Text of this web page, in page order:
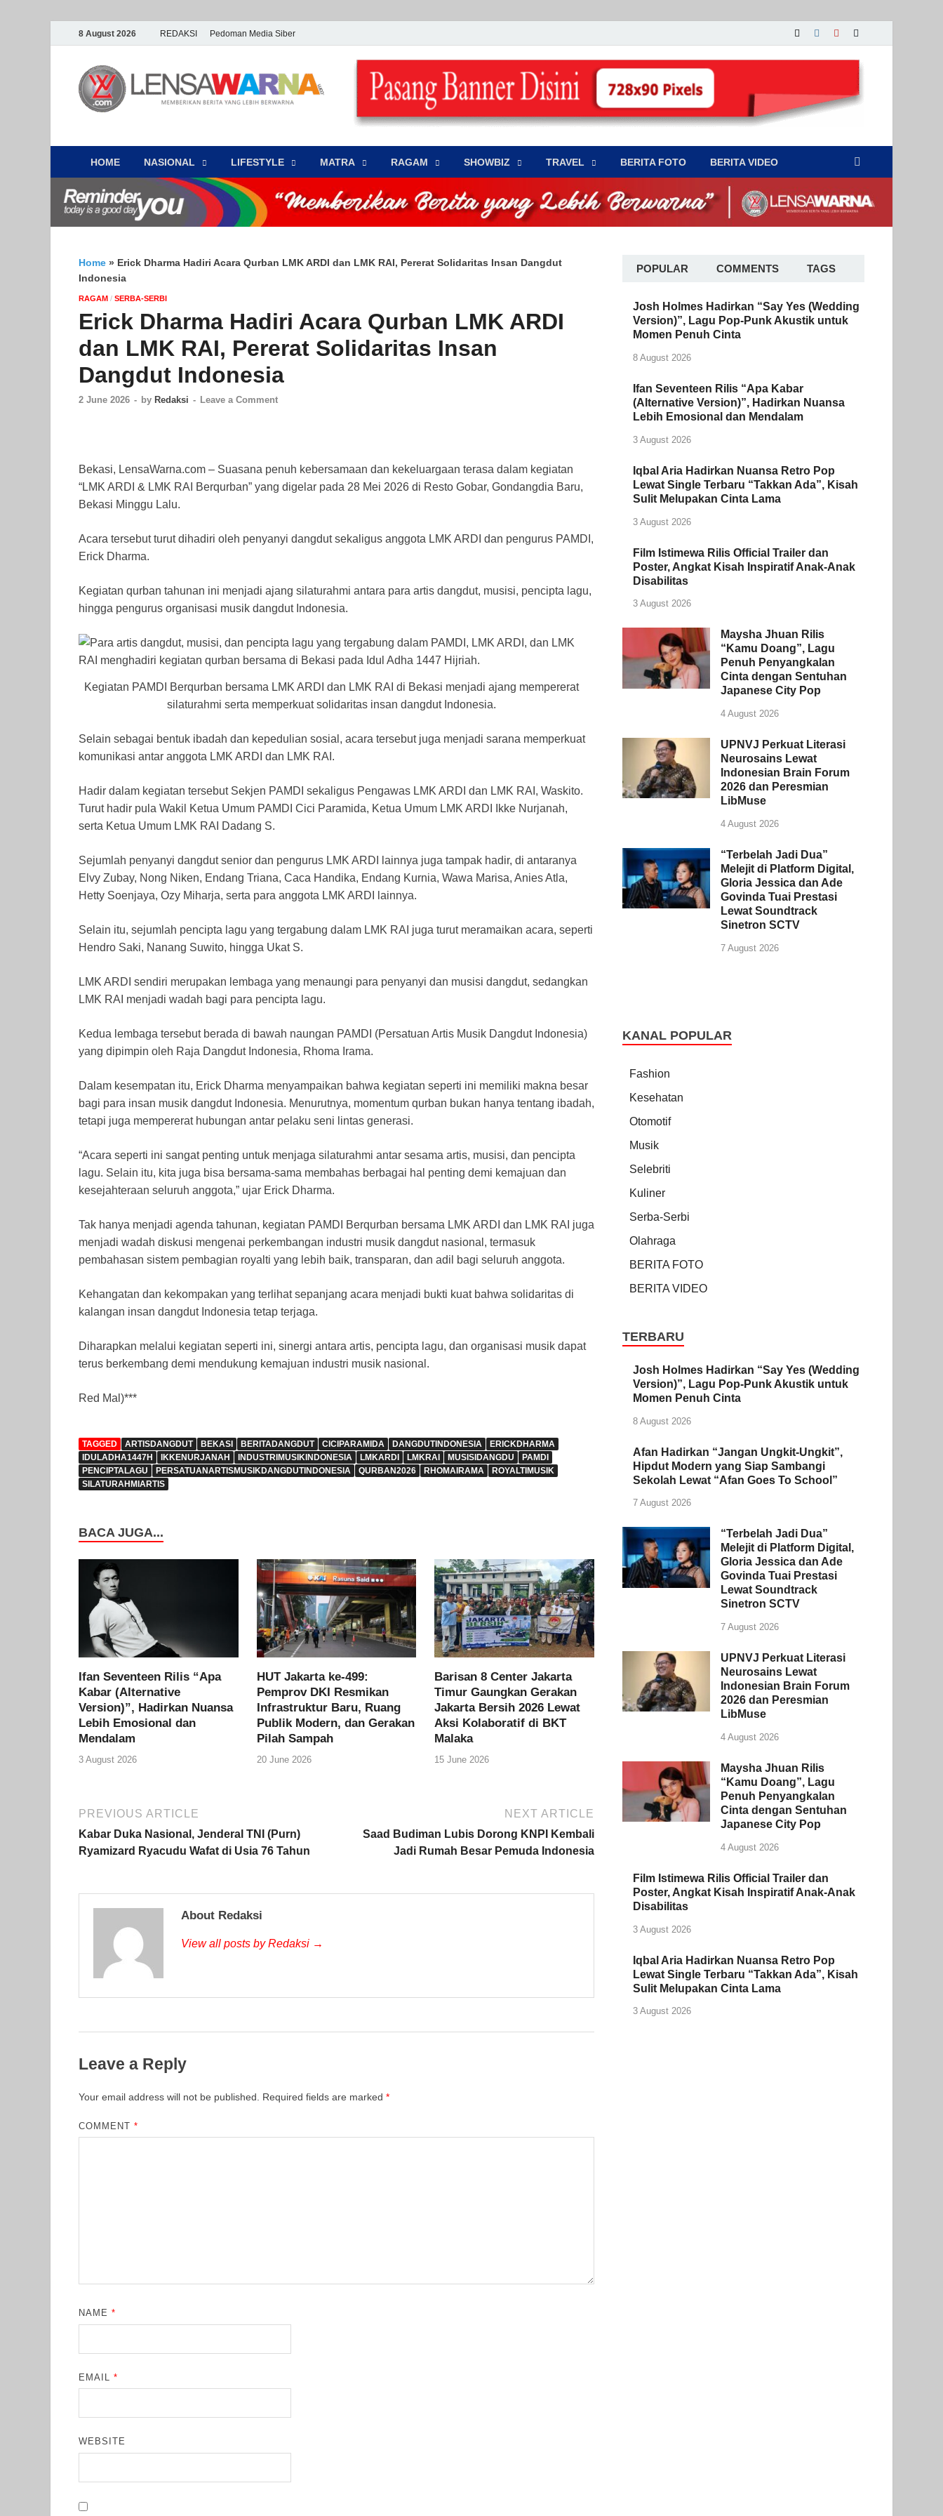
8 August 2026 REDAKSI Pedoman Media Siber
LENSA WARNA .com
Memberikan Berita yang Lebih Berwarna
HOME NASIONAL ‎LIFESTYLE MATRA ‎RAGAM ‎SHOWBIZ ‎TRAVEL BERITA FOTO BERITA VIDEO
Home » Erick Dharma Hadiri Acara Qurban LMK ARDI dan LMK RAI, Pererat Solidaritas Insan Dangdut
Indonesia
‎RAGAM / SERBA-SERBI
Erick Dharma Hadiri Acara Qurban LMK ARDI
dan LMK RAI, Pererat Solidaritas Insan
Dangdut Indonesia
2 June 2026 - by Redaksi - Leave a Comment
Bekasi, LensaWarna.com – Suasana penuh kebersamaan dan kekeluargaan terasa dalam kegiatan
“LMK ARDI & LMK RAI Berqurban” yang digelar pada 28 Mei 2026 di Resto Gobar, Gondangdia Baru,
Bekasi Minggu Lalu.
Acara tersebut turut dihadiri oleh penyanyi dangdut sekaligus anggota LMK ARDI dan pengurus PAMDI,
Erick Dharma.
Kegiatan qurban tahunan ini menjadi ajang silaturahmi antara para artis dangdut, musisi, pencipta lagu,
hingga pengurus organisasi musik dangdut Indonesia.
Kegiatan PAMDI Berqurban bersama LMK ARDI dan LMK RAI di Bekasi menjadi ajang mempererat
silaturahmi serta memperkuat solidaritas insan dangdut Indonesia.
Selain sebagai bentuk ibadah dan kepedulian sosial, acara tersebut juga menjadi sarana memperkuat
komunikasi antar anggota LMK ARDI dan LMK RAI.
Hadir dalam kegiatan tersebut Sekjen PAMDI sekaligus Pengawas LMK ARDI dan LMK RAI, Waskito.
Turut hadir pula Wakil Ketua Umum PAMDI Cici Paramida, Ketua Umum LMK ARDI Ikke Nurjanah,
serta Ketua Umum LMK RAI Dadang S.
Sejumlah penyanyi dangdut senior dan pengurus LMK ARDI lainnya juga tampak hadir, di antaranya
Elvy Zubay, Nong Niken, Endang Triana, Caca Handika, Endang Kurnia, Wawa Marisa, Anies Atla,
Hetty Soenjaya, Ozy Miharja, serta para anggota LMK ARDI lainnya.
Selain itu, sejumlah pencipta lagu yang tergabung dalam LMK RAI juga turut meramaikan acara, seperti
Hendro Saki, Nanang Suwito, hingga Ukat S.
LMK ARDI sendiri merupakan lembaga yang menaungi para penyanyi dan musisi dangdut, sedangkan
LMK RAI menjadi wadah bagi para pencipta lagu.
Kedua lembaga tersebut berada di bawah naungan PAMDI (Persatuan Artis Musik Dangdut Indonesia)
yang dipimpin oleh Raja Dangdut Indonesia, Rhoma Irama.
Dalam kesempatan itu, Erick Dharma menyampaikan bahwa kegiatan seperti ini memiliki makna besar
bagi para insan musik dangdut Indonesia. Menurutnya, momentum qurban bukan hanya tentang ibadah,
tetapi juga mempererat hubungan antar pelaku seni lintas generasi.
“Acara seperti ini sangat penting untuk menjaga silaturahmi antar sesama artis, musisi, dan pencipta
lagu. Selain itu, kita juga bisa bersama-sama membahas berbagai hal penting demi kemajuan dan
kesejahteraan seluruh anggota,” ujar Erick Dharma.
Tak hanya menjadi agenda tahunan, kegiatan PAMDI Berqurban bersama LMK ARDI dan LMK RAI juga
menjadi wadah diskusi mengenai perkembangan industri musik dangdut nasional, termasuk
pembahasan sistem pembagian royalti yang lebih baik, transparan, dan adil bagi seluruh anggota.
Kehangatan dan kekompakan yang terlihat sepanjang acara menjadi bukti kuat bahwa solidaritas di
kalangan insan dangdut Indonesia tetap terjaga.
Diharapkan melalui kegiatan seperti ini, sinergi antara artis, pencipta lagu, dan organisasi musik dapat
terus berkembang demi mendukung kemajuan industri musik nasional.
Red Mal)***
TAGGED ARTISDANGDUT BEKASI BERITADANGDUT CICIPARAMIDA DANGDUTINDONESIA
ERICKDHARMA
IDULADHA1447H
IKKENURJANAH INDUSTRIMUSIKINDONESIA LMKARDI LMKRAI MUSISIDANGDU
PAMDI
PENCIPTALAGU
PERSATUANARTISMUSIKDANGDUTINDONESIA QURBAN2026 RHOMAIRAMA
ROYALTIMUSIK
SILATURAHMIARTIS
BACA JUGA...
Ifan Seventeen Rilis “Apa
Kabar (Alternative
Version)”, Hadirkan Nuansa
Lebih Emosional dan
Mendalam
3 August 2026
HUT Jakarta ke-499:
Pemprov DKI Resmikan
Infrastruktur Baru, Ruang
Publik Modern, dan Gerakan
Pilah Sampah
20 June 2026
Barisan 8 Center Jakarta
Timur Gaungkan Gerakan
Jakarta Bersih 2026 Lewat
Aksi Kolaboratif di BKT
Malaka
15 June 2026
PREVIOUS ARTICLE
Kabar Duka Nasional, Jenderal TNI (Purn)
Ryamizard Ryacudu Wafat di Usia 76 Tahun
NEXT ARTICLE
Saad Budiman Lubis Dorong KNPI Kembali
Jadi Rumah Besar Pemuda Indonesia
About Redaksi
View all posts by Redaksi →
Leave a Reply
Your email address will not be published. Required fields are marked *
COMMENT*
NAME*
EMAIL*
WEBSITE
POPULAR COMMENTS TAGS
Josh Holmes Hadirkan “Say Yes (Wedding
Version)”, Lagu Pop-Punk Akustik untuk
Momen Penuh Cinta
8 August 2026
Ifan Seventeen Rilis “Apa Kabar
(Alternative Version)”, Hadirkan Nuansa
Lebih Emosional dan Mendalam
3 August 2026
Iqbal Aria Hadirkan Nuansa Retro Pop
Lewat Single Terbaru “Takkan Ada”, Kisah
Sulit Melupakan Cinta Lama
3 August 2026
Film Istimewa Rilis Official Trailer dan
Poster, Angkat Kisah Inspiratif Anak-Anak
Disabilitas
3 August 2026
Maysha Jhuan Rilis
“Kamu Doang”, Lagu
Penuh Penyangkalan
Cinta dengan Sentuhan
Japanese City Pop
4 August 2026
UPNVJ Perkuat Literasi
Neurosains Lewat
Indonesian Brain Forum
2026 dan Peresmian
LibMuse
4 August 2026
“Terbelah Jadi Dua”
Melejit di Platform Digital,
Gloria Jessica dan Ade
Govinda Tuai Prestasi
Lewat Soundtrack
Sinetron SCTV
7 August 2026
KANAL POPULAR
Fashion
Kesehatan
Otomotif
Musik
Selebriti
Kuliner
Serba-Serbi
Olahraga
BERITA FOTO
BERITA VIDEO
TERBARU
Josh Holmes Hadirkan “Say Yes (Wedding
Version)”, Lagu Pop-Punk Akustik untuk
Momen Penuh Cinta
8 August 2026
Afan Hadirkan “Jangan Ungkit-Ungkit”,
Hipdut Modern yang Siap Sambangi
Sekolah Lewat “Afan Goes To School”
7 August 2026
“Terbelah Jadi Dua”
Melejit di Platform Digital,
Gloria Jessica dan Ade
Govinda Tuai Prestasi
Lewat Soundtrack
Sinetron SCTV
7 August 2026
UPNVJ Perkuat Literasi
Neurosains Lewat
Indonesian Brain Forum
2026 dan Peresmian
LibMuse
4 August 2026
Maysha Jhuan Rilis
“Kamu Doang”, Lagu
Penuh Penyangkalan
Cinta dengan Sentuhan
Japanese City Pop
4 August 2026
Film Istimewa Rilis Official Trailer dan
Poster, Angkat Kisah Inspiratif Anak-Anak
Disabilitas
3 August 2026
Iqbal Aria Hadirkan Nuansa Retro Pop
Lewat Single Terbaru “Takkan Ada”, Kisah
Sulit Melupakan Cinta Lama
3 August 2026